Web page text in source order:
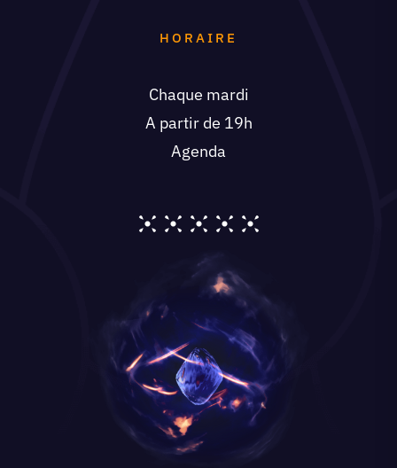
HORAIRE
Chaque mardi
A partir de 19h
Agenda